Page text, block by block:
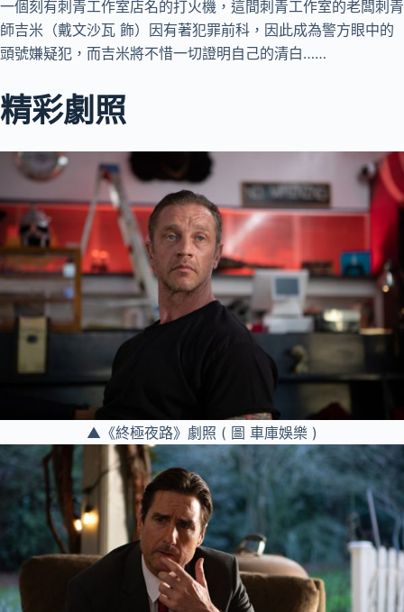
一個刻有刺青工作室店名的打火機，這間刺青工作室的老闆刺青
師吉米（戴文沙瓦 飾）因有著犯罪前科，因此成為警方眼中的
頭號嫌疑犯，而吉米將不惜一切證明自己的清白……
精彩劇照
▲《終極夜路》劇照 ( 圖 車庫娛樂 )